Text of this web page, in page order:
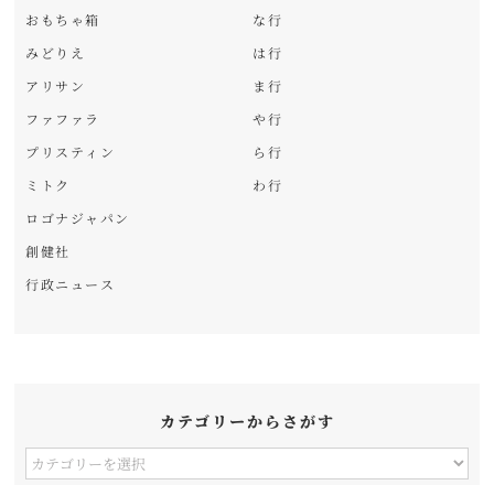
おもちゃ箱
みどりえ
アリサン
ファファラ
プリスティン
ミトク
ロゴナジャパン
創健社
行政ニュース
な行
は行
ま行
や行
ら行
わ行
カテゴリーからさがす
カ